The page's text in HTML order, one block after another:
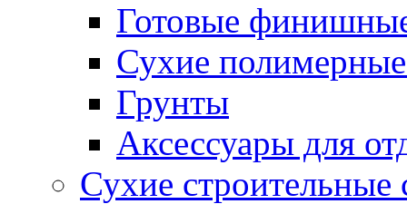
Готовые
Сухие
Грунты
Аксессуары для
Сухие строительные